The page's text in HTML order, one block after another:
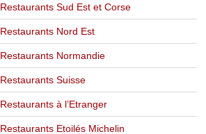
Restaurants Sud Est et Corse
Restaurants Nord Est
Restaurants Normandie
Restaurants Suisse
Restaurants à l’Etranger
Restaurants Etoilés Michelin